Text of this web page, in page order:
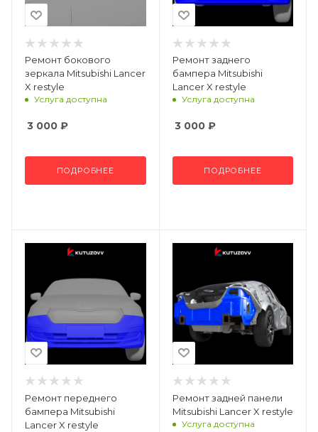
Ремонт бокового
зеркала Mitsubishi Lancer
X restyle
Услуга доступна
3 000 ₽
ПОДРОБНЕЕ
Ремонт заднего
бампера Mitsubishi
Lancer X restyle
Услуга доступна
3 000₽
ПОДРОБНЕЕ
Ремонт переднего
бампера Mitsubishi
Lancer X restyle
Ремонт задней панели
Mitsubishi Lancer X restyle
Услуга доступна